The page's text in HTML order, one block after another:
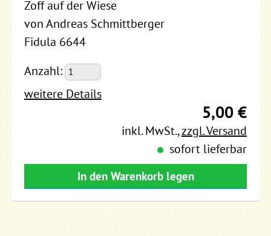
Zoff auf der Wiese
von Andreas Schmittberger
Fidula 6644
Anzahl:
weitere Details
5,00 €
inkl. MwSt.,zzgl. Versand
sofort lieferbar
In den Warenkorb legen